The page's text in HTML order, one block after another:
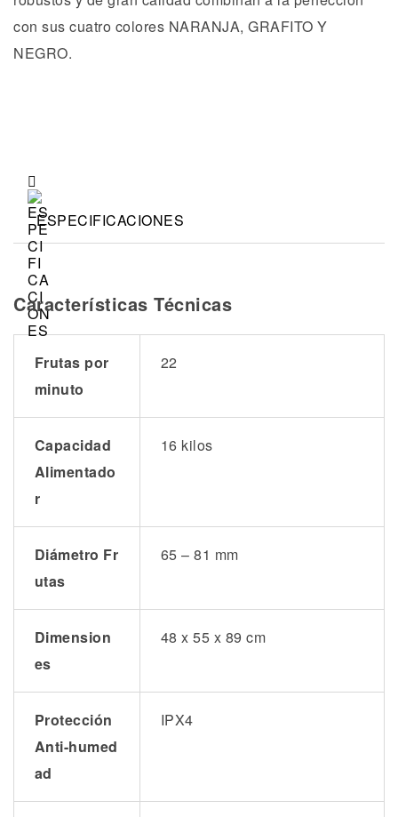
con sus cuatro colores NARANJA, GRAFITO Y
NEGRO.
ESPECIFICACIONES
Características Técnicas
Frutas por
minuto
22
Capacidad
Alimentado
r
16 kilos
Diámetro Fr
utas
65 – 81 mm
Dimension
es
48 x 55 x 89 cm
Protección
Anti-humed
ad
IPX4